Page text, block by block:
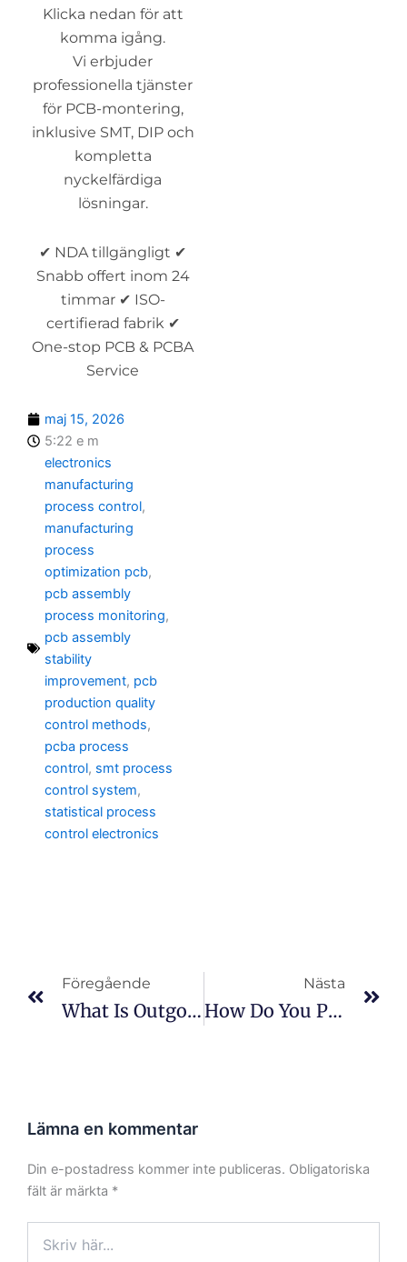
Klicka nedan för att
komma igång.
Vi erbjuder
professionella tjänster
för PCB-montering,
inklusive SMT, DIP och
kompletta
nyckelfärdiga
lösningar.
✔ NDA tillgängligt ✔
Snabb offert inom 24
timmar ✔ ISO-
certifierad fabrik ✔
One-stop PCB & PCBA
Service
maj 15, 2026
5:22 e m
electronics
manufacturing
process control,
manufacturing
process
optimization pcb,
pcb assembly
process monitoring,
pcb assembly
stability
improvement, pcb
production quality
control methods,
pcba process
control, smt process
control system,
statistical process
control electronics
Föregående
What Is Outgoing Quality Control?
Nästa
How Do You Prevent Defects?
Lämna en kommentar
Din e-postadress kommer inte publiceras. Obligatoriska
fält är märkta *
här...